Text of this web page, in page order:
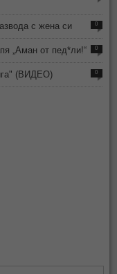
с жена си 0
„Аман от пед*ли!“ 0
(ВИДЕО) 0